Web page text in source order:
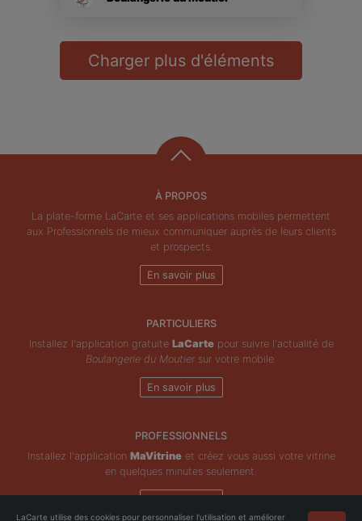
Charger plus d'éléments
À PROPOS
La plate-forme LaCarte et ses applications mobiles permettent
aux Professionnels de mieux communiquer auprès de leurs clients
et prospects.
En savoir plus
PARTICULIERS
Installez l'application gratuite LaCartepour suivre l'actualité de
Boulangerie du Moutiersur votre mobile.
En savoir plus
PROFESSIONNELS
Installez l'application MaVitrineet créez vous aussi votre vitrine
en quelques minutes seulement.
En savoir plus
LaCarte utilise des cookies pour personnaliser l'utilisation et améliorer